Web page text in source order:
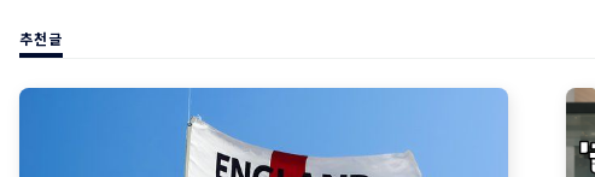
추천글